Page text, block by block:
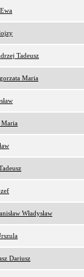
Tadeusz
Maria
Maria
Władysław
Dariusz